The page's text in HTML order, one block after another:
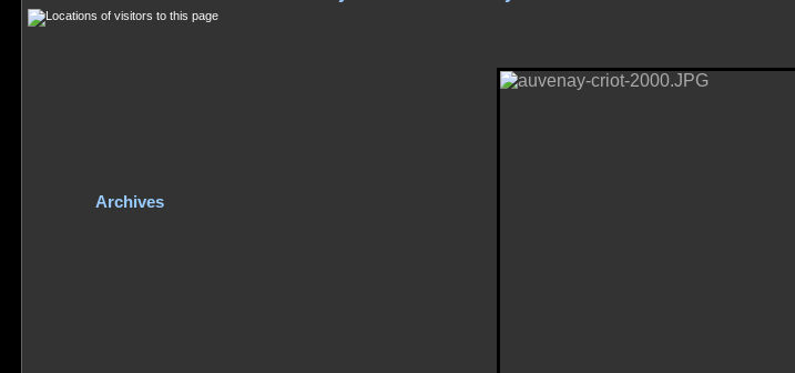
Archives